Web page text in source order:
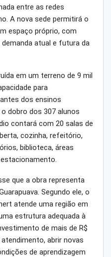
entre as redes
A nova sede permitirá o
espaço próprio, com
atual e futura da
em um terreno de 9 mil
para
dos ensinos
dobro dos 307 alunos
contará com 20 salas de
cozinha, refeitório,
biblioteca, áreas
que a obra representa
Segundo ele, o
atende uma região em
estrutura adequada à
de mais de R$
abrir novas
de aprendizagem